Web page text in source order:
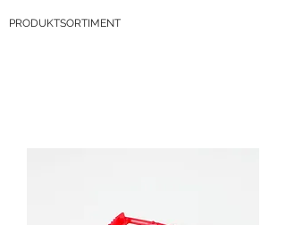
PRODUKTSORTIMENT